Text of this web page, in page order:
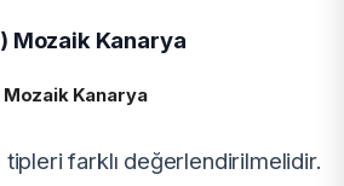
Mozaik Kanarya
Kanarya
farklı değerlendirilmelidir.